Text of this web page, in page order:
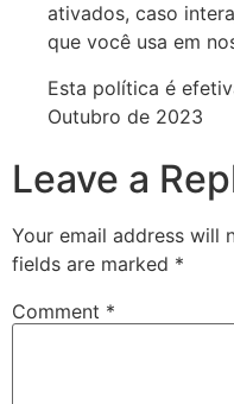
ativados, caso
que você usa em
Esta política é
Outubro de 2023
Leave a
Your email address will
fields are marked *
Comment *